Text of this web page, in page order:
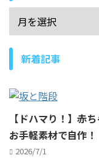
新着記事
【ドハマり！】赤
お手軽素材で自作！
2026/7/1